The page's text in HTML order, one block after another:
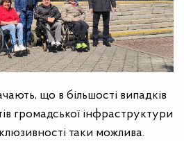
що в більшості випадків
громадської інфраструктури
таки можлива.